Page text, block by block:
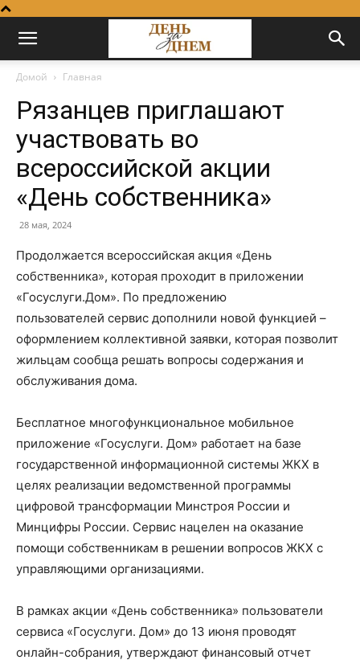
Домой Главная
Рязанцев приглашают
участвовать во
всероссийской акции
«День собственника»
28 мая, 2024
Продолжается всероссийская акция «День
собственника», которая проходит в приложении
«Госуслуги.Дом». По предложению
пользователей сервис дополнили новой функцией –
оформлением коллективной заявки, которая позволит
жильцам сообща решать вопросы содержания и
обслуживания дома.
Бесплатное многофункциональное мобильное
приложение «Госуслуги. Дом» работает на базе
государственной информационной системы ЖКХ в
целях реализации ведомственной программы
цифровой трансформации Минстроя России и
Минцифры России. Сервис нацелен на оказание
помощи собственникам в решении вопросов ЖКХ с
управляющими организациями.
В рамках акции «День собственника» пользователи
сервиса «Госуслуги. Дом» до 13 июня проводят
онлайн-собрания, утверждают финансовый отчет